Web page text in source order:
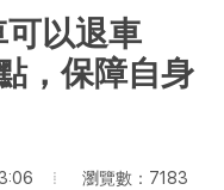
以退車
，保障自身
瀏覽數：7183